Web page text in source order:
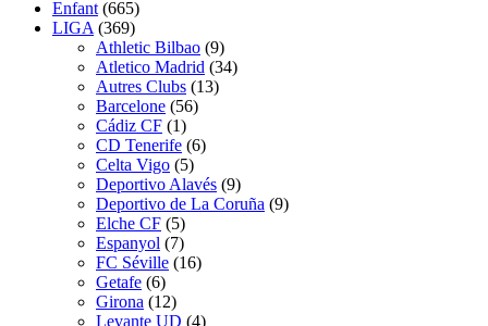
Enfant (665)
LIGA (369)
Athletic Bilbao (9)
Atletico Madrid (34)
Autres Clubs (13)
Barcelone (56)
Cádiz CF (1)
CD Tenerife (6)
Celta Vigo (5)
Deportivo Alavés (9)
Deportivo de La Coruña (9)
Elche CF (5)
Espanyol (7)
FC Séville (16)
Getafe (6)
Girona (12)
Levante UD (4)